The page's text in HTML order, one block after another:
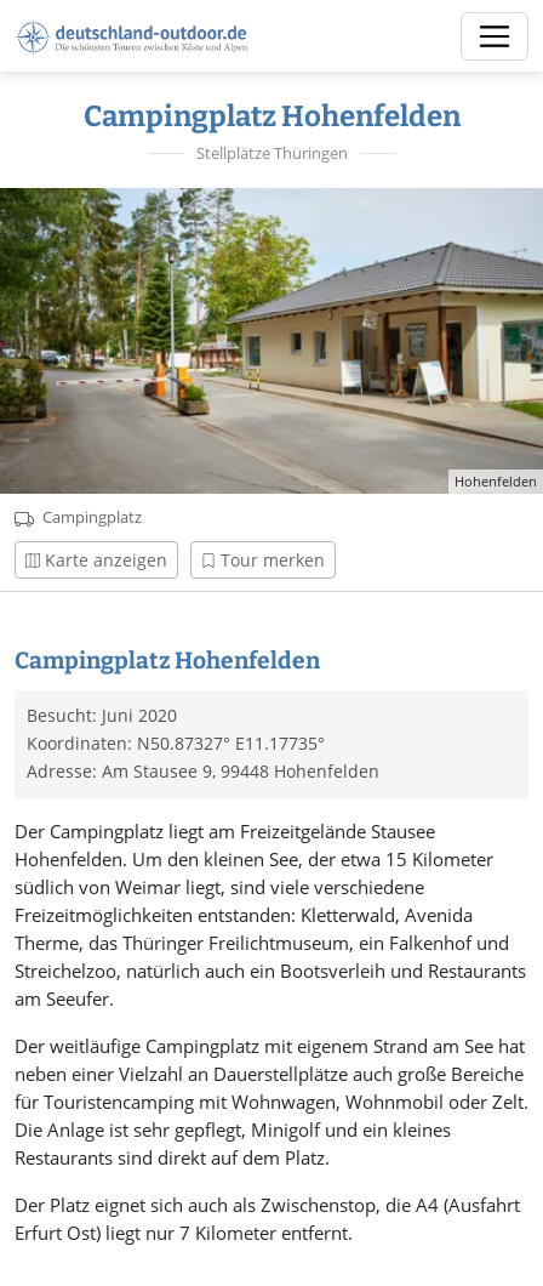
Campingplatz Hohenfelden
Stellplätze Thüringen
Hohenfelden
Campingplatz
Karte anzeigen Tour merken
Campingplatz Hohenfelden
Besucht: Juni 2020
Koordinaten: N50.87327° E11.17735°
Adresse: Am Stausee 9, 99448 Hohenfelden
Der Campingplatz liegt am Freizeitgelände Stausee
Hohenfelden. Um den kleinen See, der etwa 15 Kilometer
südlich von Weimar liegt, sind viele verschiedene
Freizeitmöglichkeiten entstanden: Kletterwald, Avenida
Therme, das Thüringer Freilichtmuseum, ein Falkenhof und
Streichelzoo, natürlich auch ein Bootsverleih und Restaurants
am Seeufer.
Der weitläufige Campingplatz mit eigenem Strand am See hat
neben einer Vielzahl an Dauerstellplätze auch große Bereiche
für Touristencamping mit Wohnwagen, Wohnmobil oder Zelt.
Die Anlage ist sehr gepflegt, Minigolf und ein kleines
Restaurants sind direkt auf dem Platz.
Der Platz eignet sich auch als Zwischenstop, die A4 (Ausfahrt
Erfurt Ost) liegt nur 7 Kilometer entfernt.